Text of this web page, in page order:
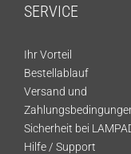
SERVICE
Ihr Vorteil
Bestellablauf
Versand und
Sicherheit bei
Hilfe / Support